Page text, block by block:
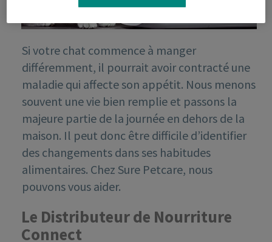
Si votre chat commence à manger
différemment, il pourrait avoir contracté une
maladie qui affecte son appétit. Nous menons
souvent une vie bien remplie et passons la
majeure partie de la journée en dehors de la
maison. Il peut donc être difficile d’identifier
des changements dans ses habitudes
alimentaires. Chez Sure Petcare, nous
pouvons vous aider.
Le Distributeur de Nourriture
Connect